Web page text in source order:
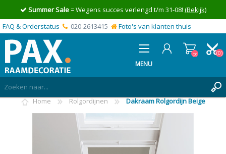
Summer Sale= Wegens succes verlengd t/m 31-08! (Bekijk)
FAQ & Orderstatus
020-2613415 Foto's van klanten thuis
MENU
INLOGGEN
(0)
(0)
Home Rolgordijnen Dakraam Rolgordijn Beige